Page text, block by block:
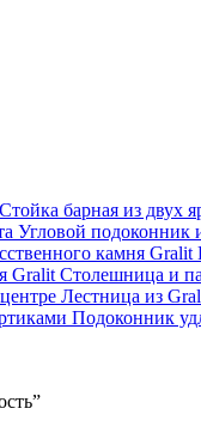
Стойка барная из двух
Угловой подоконник
Столешница и
Лестница из
Подоконник